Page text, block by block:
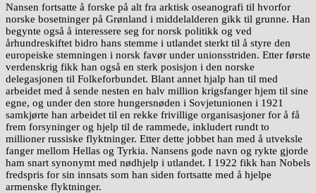
Nansen fortsatte å forske på alt fra arktisk oseanografi til hvorfor
norske bosetninger på Grønland i middelalderen gikk til grunne. Han
begynte også å interessere seg for norsk politikk og ved
århundreskiftet bidro hans stemme i utlandet sterkt til å styre den
europeiske stemningen i norsk favør under unionsstriden. Etter første
verdenskrig fikk han også en sterk posisjon i den norske
delegasjonen til Folkeforbundet. Blant annet hjalp han til med
arbeidet med å sende nesten en halv million krigsfanger hjem til sine
egne, og under den store hungersnøden i Sovjetunionen i 1921
samkjørte han arbeidet til en rekke frivillige organisasjoner for å få
frem forsyninger og hjelp til de rammede, inkludert rundt to
millioner russiske flyktninger. Etter dette jobbet han med å utveksle
fanger mellom Hellas og Tyrkia. Nansens gode navn og rykte gjorde
ham snart synonymt med nødhjelp i utlandet. I 1922 fikk han Nobels
fredspris for sin innsats som han siden fortsatte med å hjelpe
armenske flyktninger.